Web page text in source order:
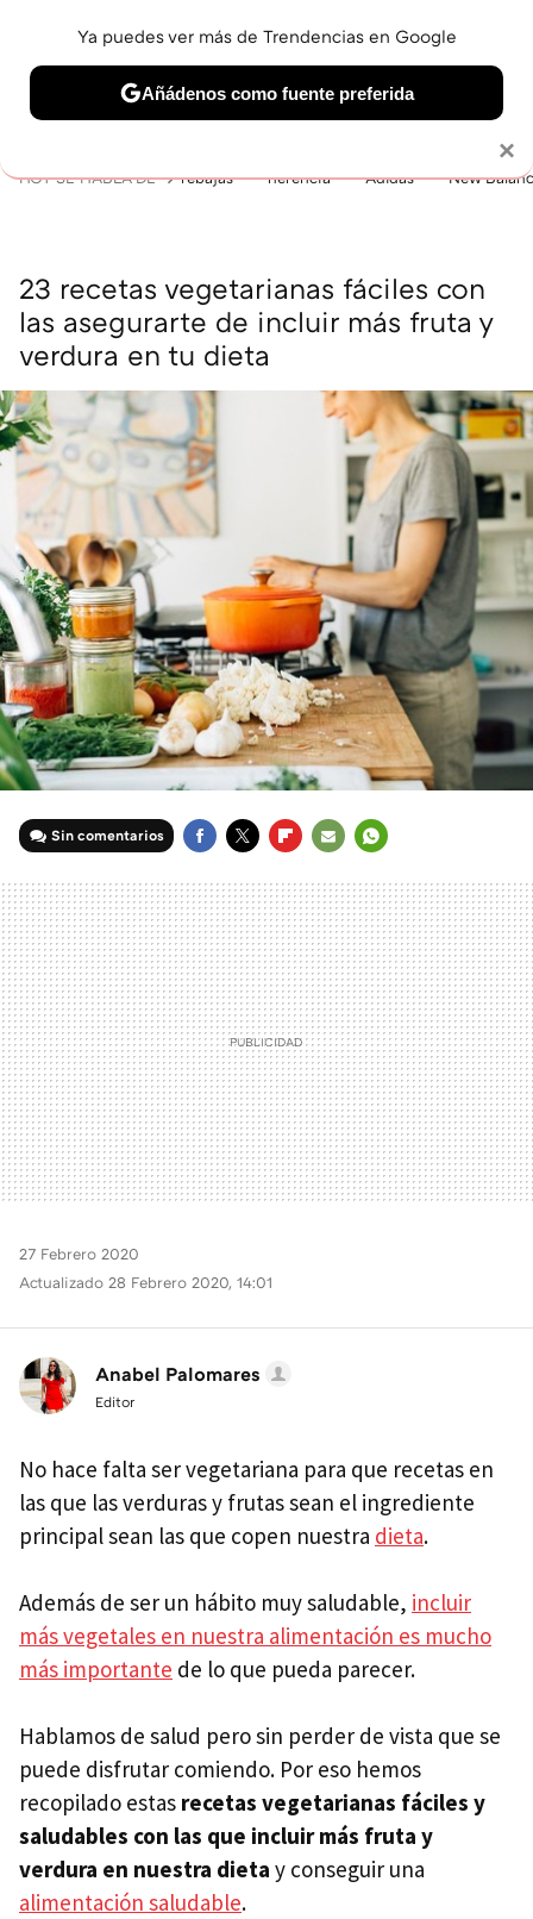
BELLEZA SHOPPING VIAJES GASTRO SNEAKERS
HOY SE HABLA DE rebajas herencia Adidas New
23 recetas vegetarianas fáciles con
las asegurarte de incluir más fruta y
verdura en tu dieta
Sin comentarios
MAIL
27 Febrero 2020
Actualizado 28 Febrero 2020, 14:01
Anabel Palomares
Editor
No hace falta ser vegetariana para que recetas en
las que las verduras y frutas sean el ingrediente
principal sean las que copen nuestra dieta.
Además de ser un hábito muy saludable, incluir
más vegetales en nuestra alimentación es mucho
más importante de lo que pueda parecer.
Hablamos de salud pero sin perder de vista que se
puede disfrutar comiendo. Por eso hemos
recopilado estas recetas vegetarianas fáciles y
saludables con las que incluir más fruta y
verdura en nuestra dieta y conseguir una
alimentación saludable.
×
Ya puedes ver más de Trendencias en Google
Añádenos como fuente preferida